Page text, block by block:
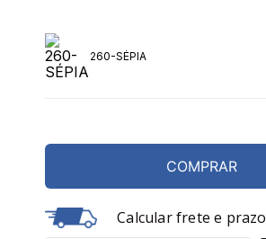
260-SÉPIA
COMPRAR
Calcular frete e prazo